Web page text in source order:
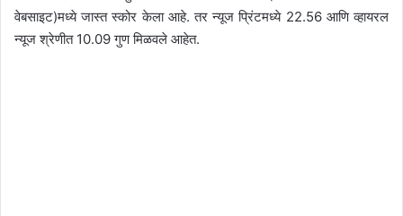
वेबसाइट)मध्ये जास्त स्कोर केला आहे. तर न्यूज प्रिंटमध्ये 22.56 आणि व्हायरल
न्यूज श्रेणीत 10.09 गुण मिळवले आहेत.